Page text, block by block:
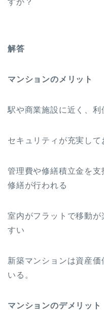
すか？
解答
マンションのメリット
駅や商業施設に近く、利
セキュリティが充実し
管理費や修繕積立金を
修繕が行われる
室内がフラットで移動
すい
新築マンションは資産
いる。
マンションのデメリット